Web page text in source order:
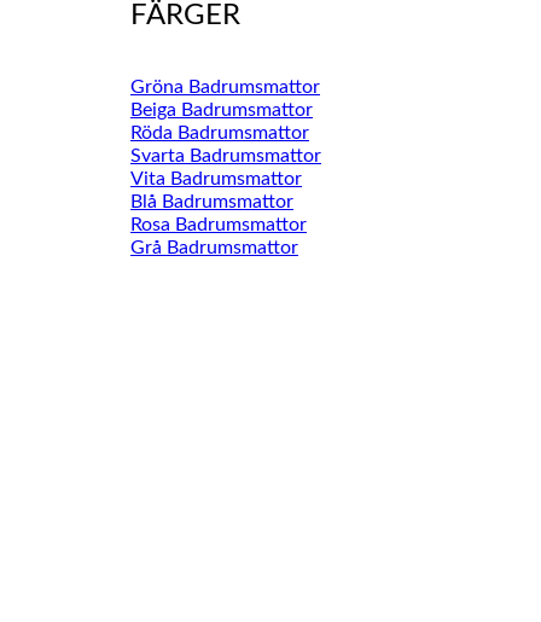
FÄRGER
Gröna Badrumsmattor
Beiga Badrumsmattor
Röda Badrumsmattor
Svarta Badrumsmattor
Vita Badrumsmattor
Blå Badrumsmattor
Rosa Badrumsmattor
Grå Badrumsmattor